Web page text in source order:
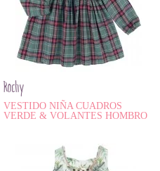
Rochy
VESTIDO NIÑA CUADROS
VERDE & VOLANTES HOMBRO